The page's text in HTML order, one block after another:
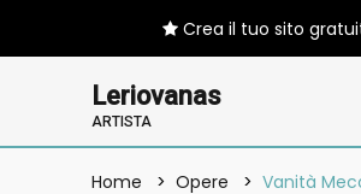
Crea il tuo sito
Leriovanas
ARTISTA
Home Opere Vanità